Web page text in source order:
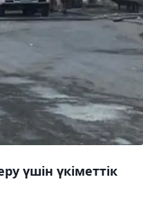
үшін үкіметтік